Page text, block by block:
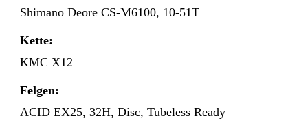
Shimano Deore CS-M6100, 10-51T
Kette:
KMC X12
Felgen:
ACID EX25, 32H, Disc, Tubeless Ready